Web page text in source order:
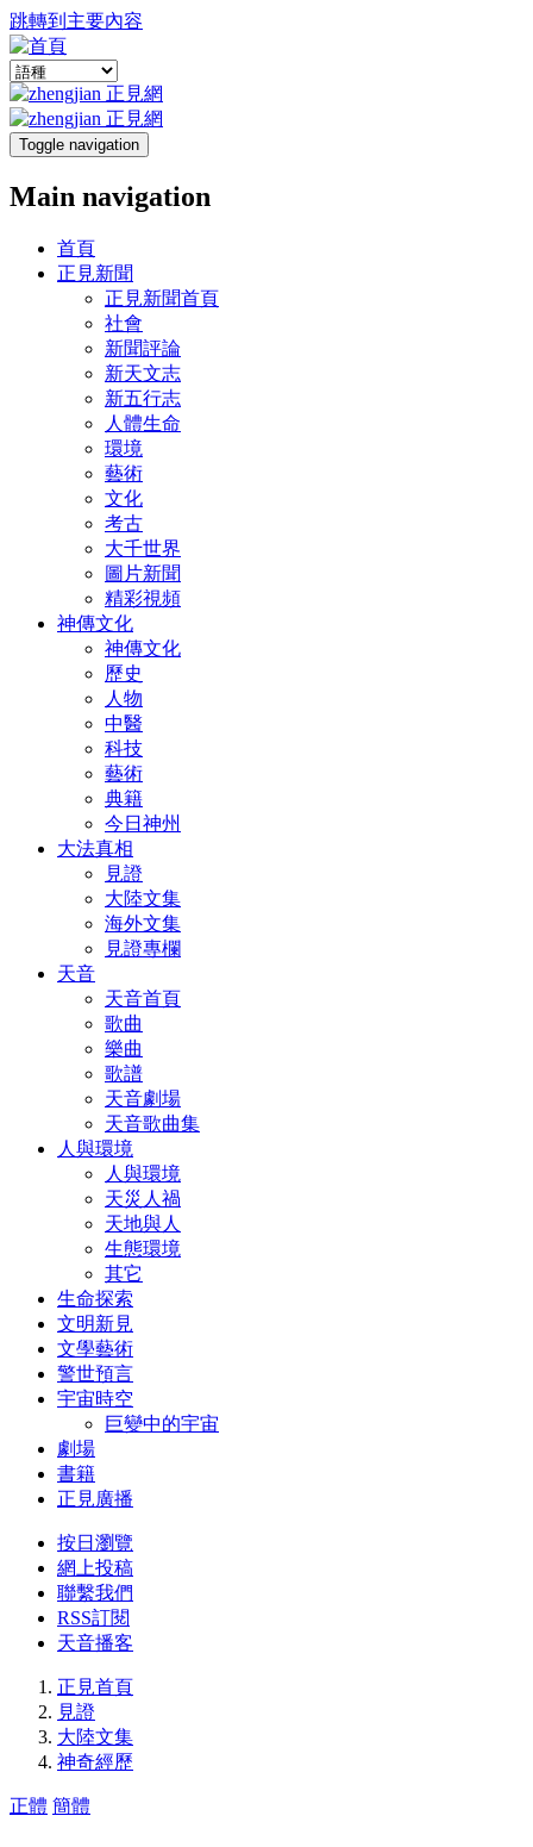
跳轉到主要內容
Toggle navigation
Main navigation
首頁
正見新聞
正見新聞首頁
社會
新聞評論
新天文志
新五行志
人體生命
環境
藝術
文化
考古
大千世界
圖片新聞
精彩視頻
神傳文化
神傳文化
歷史
人物
中醫
科技
藝術
典籍
今日神州
大法真相
見證
大陸文集
海外文集
見證專欄
天音
天音首頁
歌曲
樂曲
歌譜
天音劇場
天音歌曲集
人與環境
人與環境
天災人禍
天地與人
生態環境
其它
生命探索
文明新見
文學藝術
警世預言
宇宙時空
巨變中的宇宙
劇場
書籍
正見廣播
按日瀏覽
網上投稿
聯繫我們
RSS訂閱
天音播客
正見首頁
見證
大陸文集
神奇經歷
正體 簡體